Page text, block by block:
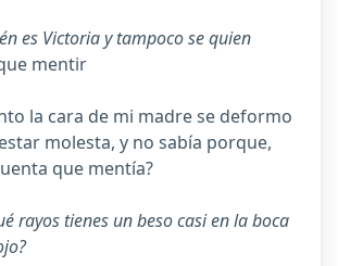
es Victoria y tampoco se quien
mentir
la cara de mi madre se deformo
molesta, y no sabía porque,
que mentía?
rayos tienes un beso casi en la boca